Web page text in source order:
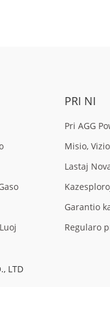
PRI NI
Pri AGG
Misio,
Lastaj
Garantio
Regularo
LTD